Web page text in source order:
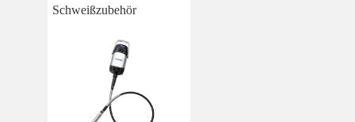
Schweißzubehör